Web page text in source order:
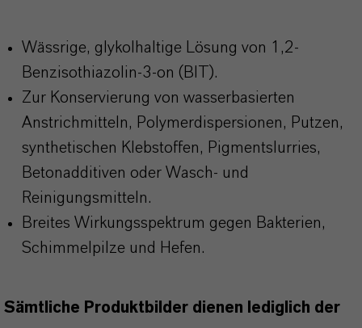
Wässrige, glykolhaltige Lösung von 1,2-
Benzisothiazolin-3-on (BIT).
Zur Konservierung von wasserbasierten
Anstrichmitteln, Polymerdispersionen, Putzen,
synthetischen Klebstoffen, Pigmentslurries,
Betonadditiven oder Wasch- und
Reinigungsmitteln.
Breites Wirkungsspektrum gegen Bakterien,
Schimmelpilze und Hefen.
Sämtliche Produktbilder dienen lediglich der